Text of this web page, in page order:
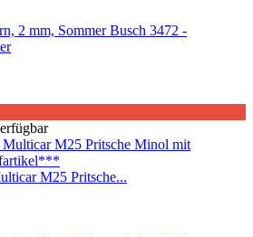
Busch 3472 -
M25 Pritsche...